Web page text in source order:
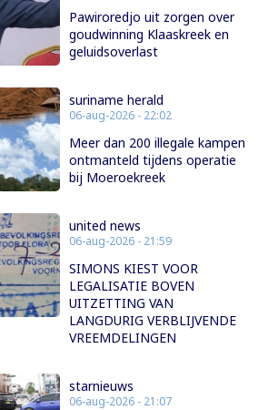
Pawiroredjo uit zorgen over
goudwinning Klaaskreek en
geluidsoverlast
suriname herald
06-aug-2026 - 22:02
Meer dan 200 illegale kampen
ontmanteld tijdens operatie
bij Moeroekreek
united news
06-aug-2026 - 21:59
SIMONS KIEST VOOR
LEGALISATIE BOVEN
UITZETTING VAN
LANGDURIG VERBLIJVENDE
VREEMDELINGEN
starnieuws
06-aug-2026 - 21:07